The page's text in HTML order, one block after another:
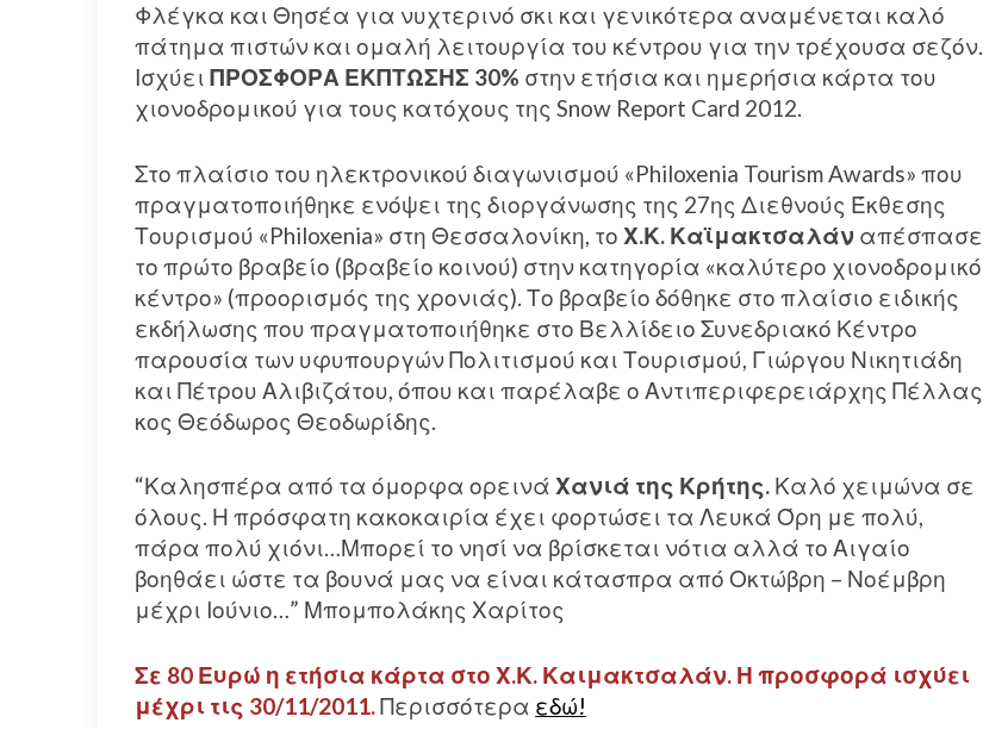
Φλέγκα και Θησέα για νυχτερινό σκι και γενικότερα αναμένεται καλό
πάτημα πιστών και ομαλή λειτουργία του κέντρου για την τρέχουσα σεζόν.
ΙσχύειΠΡΟΣΦΟΡΑ ΕΚΠΤΩΣΗΣ 30% στην ετήσια και ημερήσια κάρτα του
χιονοδρομικού για τους κατόχους της Snow Report Card 2012.
Στο πλαίσιο του ηλεκτρονικού διαγωνισμού «Philoxenia Tourism Awards» που
πραγματοποιήθηκε ενόψει της διοργάνωσης της 27ης Διεθνούς Έκθεσης
Τουρισμού «Philoxenia» στη Θεσσαλονίκη, τοΧ.Κ. Καϊμακτσαλάν απέσπασε
το πρώτο βραβείο (βραβείο κοινού) στην κατηγορία «καλύτερο χιονοδρομικό
κέντρο» (προορισμός της χρονιάς). Το βραβείο δόθηκε στο πλαίσιο ειδικής
εκδήλωσης που πραγματοποιήθηκε στο Βελλίδειο Συνεδριακό Κέντρο
παρουσία των υφυπουργών Πολιτισμού και Τουρισμού, Γιώργου Νικητιάδη
και Πέτρου Αλιβιζάτου, όπου και παρέλαβε ο Αντιπεριφερειάρχης Πέλλας
κος Θεόδωρος Θεοδωρίδης.
“Καλησπέρα από τα όμορφα ορεινάΧανιά της Κρήτης. Καλό χειμώνα σε
όλους. Η πρόσφατη κακοκαιρία έχει φορτώσει τα Λευκά Όρη με πολύ,
πάρα πολύ χιόνι…Μπορεί το νησί να βρίσκεται νότια αλλά το Αιγαίο
βοηθάει ώστε τα βουνά μας να είναι κάτασπρα από Οκτώβρη – Νοέμβρη
μέχρι Ιούνιο…” Μπομπολάκης Χαρίτος
Σε 80 Ευρώ η ετήσια κάρτα στο Χ.Κ. Καιμακτσαλάν. Η προσφορά ισχύει
μέχρι τις 30/11/2011.Περισσότερα εδώ!